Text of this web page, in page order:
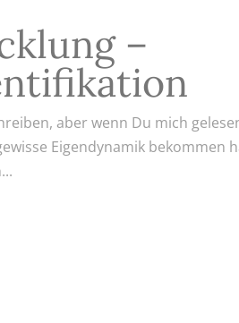
–
aber wenn Du mich
Eigendynamik bekommen